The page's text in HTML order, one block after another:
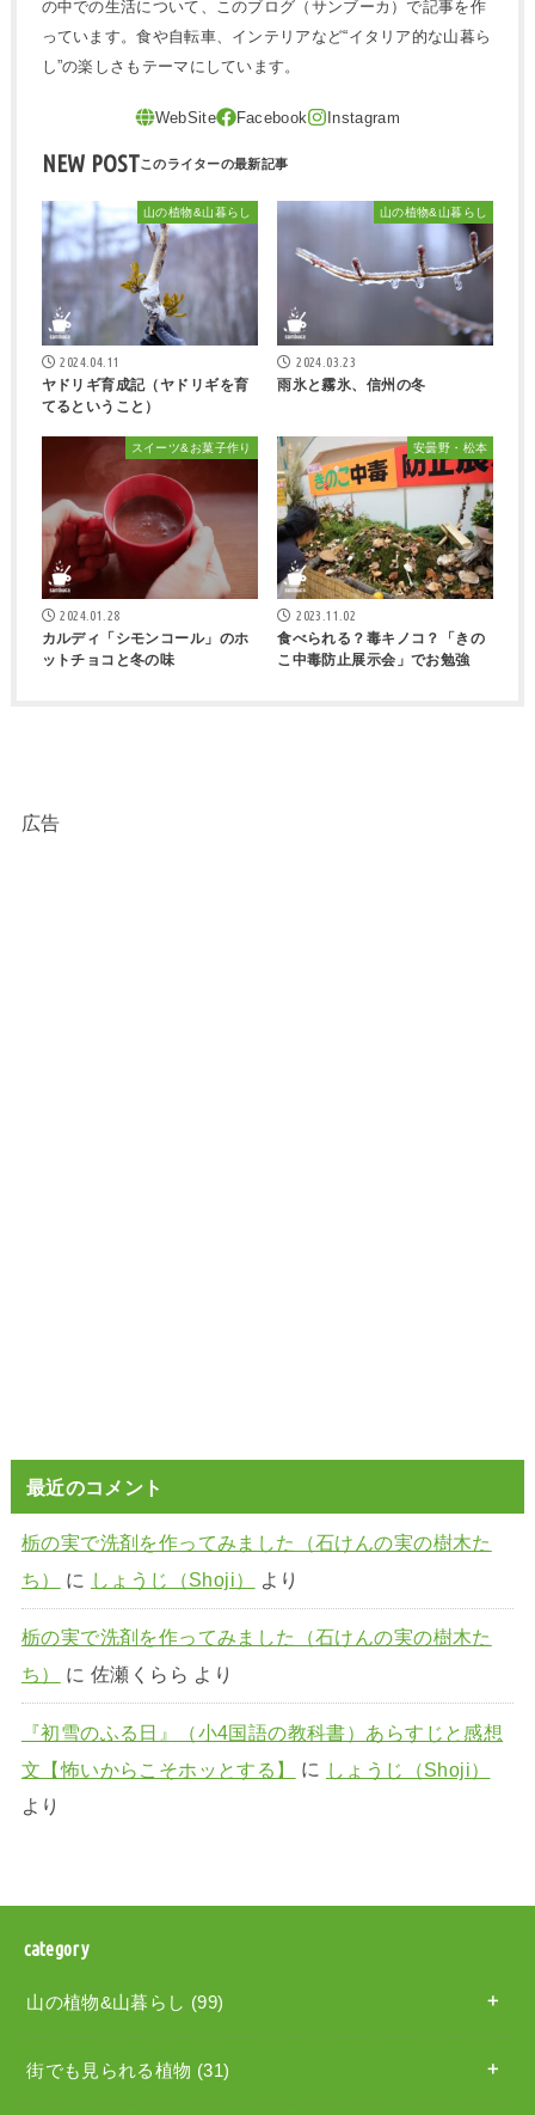
の中での生活について、このブログ（サンブーカ）で記事を作
っています。食や自転車、インテリアなど“イタリア的な山暮ら
し”の楽しさもテーマにしています。
NEW POST
山の植物&山暮らし
2024.04.11
ヤドリギ育成記（ヤドリギを育
てるということ）
山の植物&山暮らし
2024.03.23
雨氷と霧氷、信州の冬
スイーツ&お菓子作り
2024.01.28
カルディ「シモンコール」のホ
ットチョコと冬の味
安曇野・松本
2023.11.02
食べられる？毒キノコ？「きの
こ中毒防止展示会」でお勉強
広告
最近のコメント
栃の実で洗剤を作ってみました（石けんの実の樹木た
ち）
に しょうじ（Shoji） より
栃の実で洗剤を作ってみました（石けんの実の樹木た
ち）
に 佐瀬くらら より
『初雪のふる日』（小4国語の教科書）あらすじと感想
文【怖いからこそホッとする】
に しょうじ（Shoji）
より
category
山の植物&山暮らし (99)
街でも見られる植物 (31)